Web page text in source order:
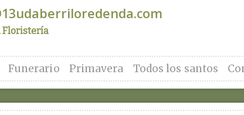
Floristería
Funerario Primavera Todos los santos